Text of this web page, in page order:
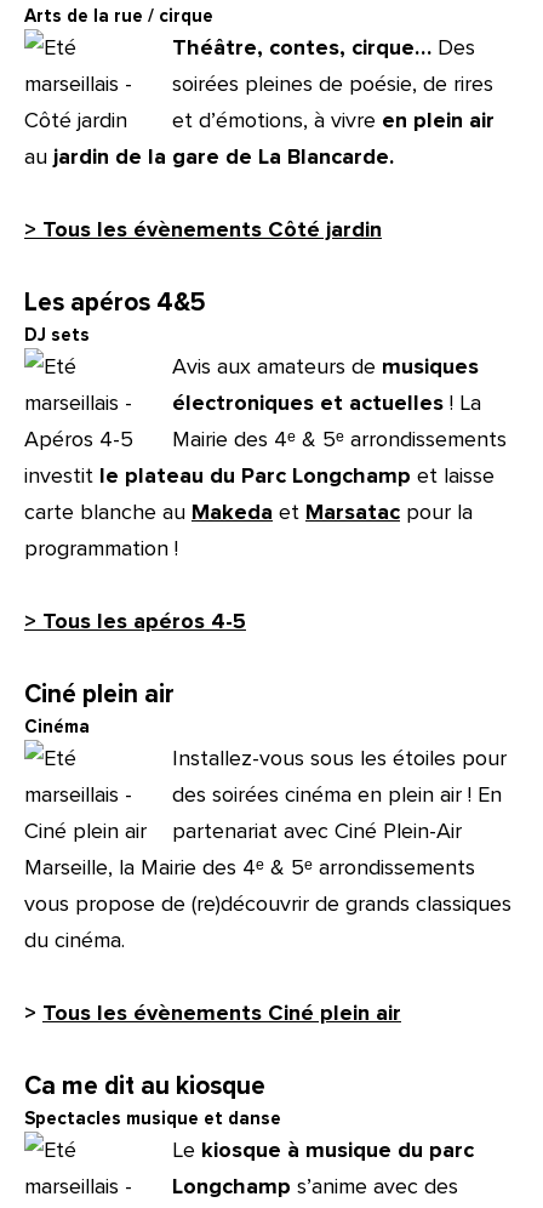
Arts de la rue / cirque
Théâtre, contes, cirque… Des
soirées pleines de poésie, de rires
et d’émotions, à vivre en plein air
au jardin de la gare de La Blancarde.
> Tous les évènements Côté jardin
Les apéros 4&5
DJ sets
Avis aux amateurs de musiques
électroniques et actuelles ! La
Mairie des 4ᵉ & 5ᵉ arrondissements
investit le plateau du Parc Longchamp et laisse
carte blanche au Makeda et Marsatac pour la
programmation !
> Tous les apéros 4-5
Ciné plein air
Cinéma
Installez-vous sous les étoiles pour
des soirées cinéma en plein air ! En
partenariat avec Ciné Plein-Air
Marseille, la Mairie des 4ᵉ & 5ᵉ arrondissements
vous propose de (re)découvrir de grands classiques
du cinéma.
> Tous les évènements Ciné plein air
Ca me dit au kiosque
Spectacles musique et danse
Le kiosque à musique du parc
Longchamp s’anime avec des